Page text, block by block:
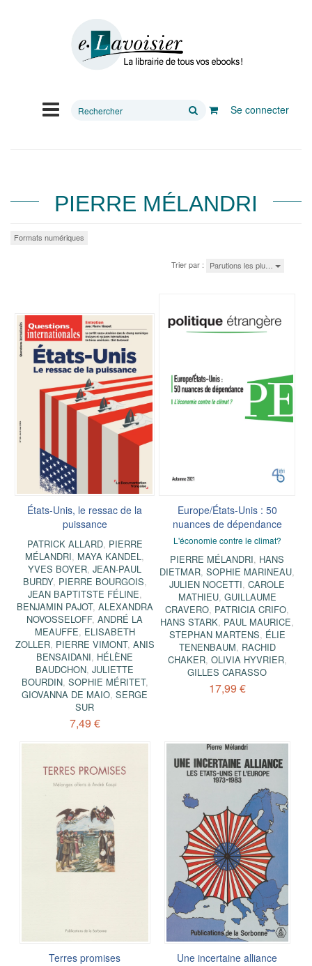
Rechercher
Se connecter
PIERRE MÉLANDRI
Formats numériques
Trier par : Parutions les plu…
États-Unis, le ressac de la
puissance
PATRICK ALLARD, PIERRE
MÉLANDRI, MAYA KANDEL,
YVES BOYER,JEAN-PAUL
BURDY, PIERRE BOURGOIS,
JEAN BAPTITSTE FÉLINE,
BENJAMIN PAJOT, ALEXANDRA
NOVOSSELOFF,ANDRÉ LA
MEAUFFE, ELISABETH
ZOLLER, PIERRE VIMONT, ANIS
BENSAIDANI, HÉLÈNE
BAUDCHON,JULIETTE
BOURDIN, SOPHIE MÉRITET,
GIOVANNA DE MAIO,SERGE
SUR
7,49 €
Europe/États-Unis : 50
nuances de dépendance
L'économie contre le climat?
PIERRE MÉLANDRI, HANS
DIETMAR,SOPHIE MARINEAU,
JULIEN NOCETTI,CAROLE
MATHIEU, GUILLAUME
CRAVERO, PATRICIA CRIFO,
HANS STARK, PAUL MAURICE,
STEPHAN MARTENS, ÉLIE
TENENBAUM, RACHID
CHAKER, OLIVIA HYVRIER,
GILLES CARASSO
17,99 €
Terres promises Une incertaine alliance